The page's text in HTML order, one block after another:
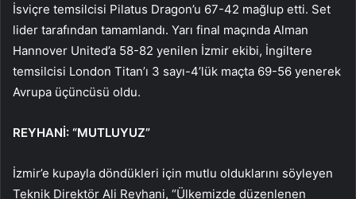
İsviçre temsilcisi Pilatus Dragon’u 67-42 mağlup etti. Set
lider tarafından tamamlandı. Yarı final maçında Alman
Hannover United’a 58-82 yenilen İzmir ekibi, İngiltere
temsilcisi London Titan’ı 3 sayı-4’lük maçta 69-56 yenerek
Avrupa üçüncüsü oldu.
REYHANİ: “MUTLUYUZ”
İzmir’e kupayla döndükleri için mutlu olduklarını söyleyen
Teknik Direktör Ali Reyhani, “Ülkemizde düzenlenen